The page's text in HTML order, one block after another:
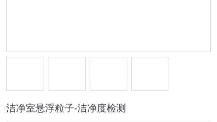
洁净室悬浮粒子-洁净度检测